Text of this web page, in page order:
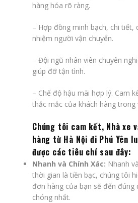
hàng hóa rõ ràng.
– Hợp đồng minh bạch, chi tiết,
nhiệm người vận chuyển.
– Đội ngũ nhân viên chuyên
giúp đỡ tận tình.
– Chế độ hậu mãi hợp lý. Cam
thắc mắc của khách hàng trong
Chúng tôi cam kết, Nhà xe
hàng từ Hà Nội đi Phú Yên
được các tiêu chí sau đây:
Nhanh và Chính Xác: Nhanh
thời gian là tiền bạc, chúng tôi
đơn hàng của bạn sẽ đến đúng
chóng nhất.